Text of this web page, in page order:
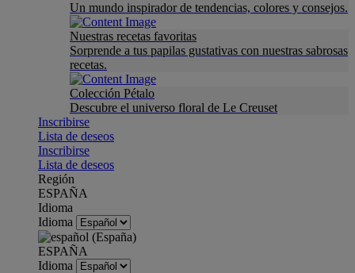
Un mundo inspirador de tendencias, colores y consejos.
Nuestras recetas favoritas
Sorprende a tus papilas gustativas con nuestras sabrosas
recetas.
Colección Pétalo
Descubre el universo floral de Le Creuset
Inscribirse
Lista de deseos
Inscribirse
Lista de deseos
Región
ESPAÑA
Idioma
Idioma
ESPAÑA
Idioma